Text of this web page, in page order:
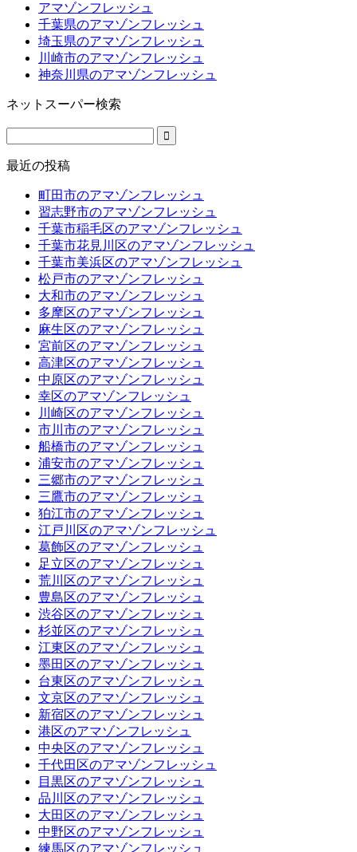
アマゾンフレッシュ
千葉県のアマゾンフレッシュ
埼玉県のアマゾンフレッシュ
川崎市のアマゾンフレッシュ
神奈川県のアマゾンフレッシュ
ネットスーパー検索
最近の投稿
町田市のアマゾンフレッシュ
習志野市のアマゾンフレッシュ
千葉市稲毛区のアマゾンフレッシュ
千葉市花見川区のアマゾンフレッシュ
千葉市美浜区のアマゾンフレッシュ
松戸市のアマゾンフレッシュ
大和市のアマゾンフレッシュ
多摩区のアマゾンフレッシュ
麻生区のアマゾンフレッシュ
宮前区のアマゾンフレッシュ
高津区のアマゾンフレッシュ
中原区のアマゾンフレッシュ
幸区のアマゾンフレッシュ
川崎区のアマゾンフレッシュ
市川市のアマゾンフレッシュ
船橋市のアマゾンフレッシュ
浦安市のアマゾンフレッシュ
三郷市のアマゾンフレッシュ
三鷹市のアマゾンフレッシュ
狛江市のアマゾンフレッシュ
江戸川区のアマゾンフレッシュ
葛飾区のアマゾンフレッシュ
足立区のアマゾンフレッシュ
荒川区のアマゾンフレッシュ
豊島区のアマゾンフレッシュ
渋谷区のアマゾンフレッシュ
杉並区のアマゾンフレッシュ
江東区のアマゾンフレッシュ
墨田区のアマゾンフレッシュ
台東区のアマゾンフレッシュ
文京区のアマゾンフレッシュ
新宿区のアマゾンフレッシュ
港区のアマゾンフレッシュ
中央区のアマゾンフレッシュ
千代田区のアマゾンフレッシュ
目黒区のアマゾンフレッシュ
品川区のアマゾンフレッシュ
大田区のアマゾンフレッシュ
中野区のアマゾンフレッシュ
練馬区のアマゾンフレッシュ